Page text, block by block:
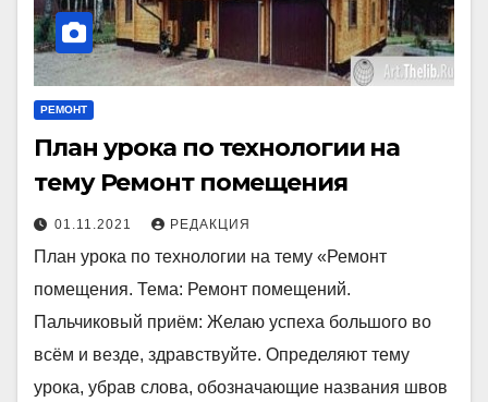
РЕМОНТ
План урока по технологии на
тему Ремонт помещения
01.11.2021 РЕДАКЦИЯ
План урока по технологии на тему «Ремонт
помещения. Тема: Ремонт помещений.
Пальчиковый приём: Желаю успеха большого во
всём и везде, здравствуйте. Определяют тему
урока, убрав слова, обозначающие названия швов